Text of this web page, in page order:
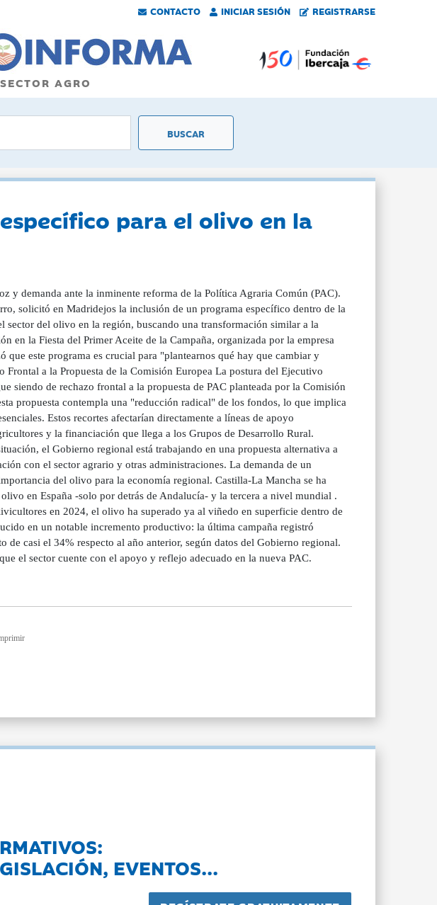
CONTACTO INICIAR SESIÓN REGISTRARSE
AGRO
para el olivo en la
y demanda ante la inminente reforma de la Política Agraria Común (PAC).
solicitó en Madridejos la inclusión de un programa específico dentro de la
sector del olivo en la región, buscando una transformación similar a la
en la Fiesta del Primer Aceite de la Campaña, organizada por la empresa
este programa es crucial para "plantearnos qué hay que cambiar y
Frontal a la Propuesta de la Comisión Europea La postura del Ejecutivo
siendo de rechazo frontal a la propuesta de PAC planteada por la Comisión
propuesta contempla una "reducción radical" de los fondos, lo que implica
Estos recortes afectarían directamente a líneas de apoyo
y la financiación que llega a los Grupos de Desarrollo Rural.
el Gobierno regional está trabajando en una propuesta alternativa a
con el sector agrario y otras administraciones. La demanda de un
del olivo para la economía regional. Castilla-La Mancha se ha
en España -solo por detrás de Andalucía- y la tercera a nivel mundial .
en 2024, el olivo ha superado ya al viñedo en superficie dentro de
en un notable incremento productivo: la última campaña registró
de casi el 34% respecto al año anterior, según datos del Gobierno regional.
el sector cuente con el apoyo y reflejo adecuado en la nueva PAC.
EVENTOS...